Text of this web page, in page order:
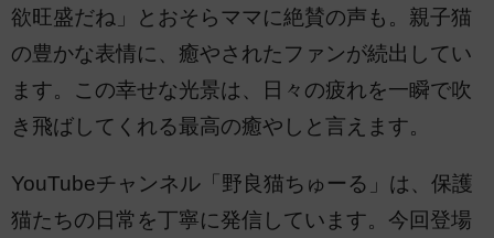
欲旺盛だね」とおそらママに絶賛の声も。親子猫
の豊かな表情に、癒やされたファンが続出してい
ます。この幸せな光景は、日々の疲れを一瞬で吹
き飛ばしてくれる最高の癒やしと言えます。
YouTubeチャンネル「野良猫ちゅーる」は、保護
猫たちの日常を丁寧に発信しています。今回登場